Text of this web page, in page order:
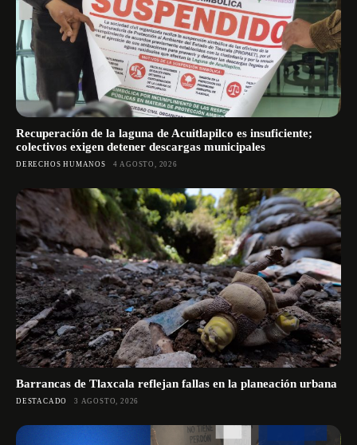
Recuperación de la laguna de Acuitlapilco es insuficiente;
colectivos exigen detener descargas municipales
DERECHOS HUMANOS 4 AGOSTO, 2026
Barrancas de Tlaxcala reflejan fallas en la planeación urbana
DESTACADO 3 AGOSTO, 2026